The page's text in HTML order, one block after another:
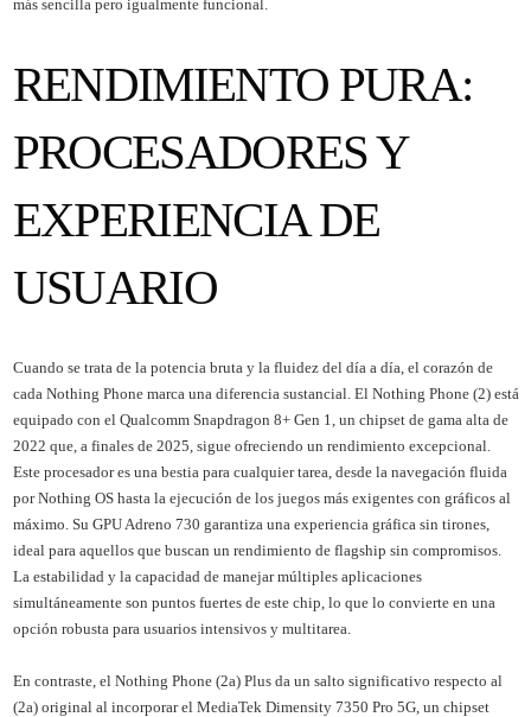
más sencilla pero igualmente funcional.
RENDIMIENTO PURA:
PROCESADORES Y
EXPERIENCIA DE
USUARIO
Cuando se trata de la potencia bruta y la fluidez del día a día, el corazón de
cada Nothing Phone marca una diferencia sustancial. El Nothing Phone (2) está
equipado con el Qualcomm Snapdragon 8+ Gen 1, un chipset de gama alta de
2022 que, a finales de 2025, sigue ofreciendo un rendimiento excepcional.
Este procesador es una bestia para cualquier tarea, desde la navegación fluida
por Nothing OS hasta la ejecución de los juegos más exigentes con gráficos al
máximo. Su GPU Adreno 730 garantiza una experiencia gráfica sin tirones,
ideal para aquellos que buscan un rendimiento de flagship sin compromisos.
La estabilidad y la capacidad de manejar múltiples aplicaciones
simultáneamente son puntos fuertes de este chip, lo que lo convierte en una
opción robusta para usuarios intensivos y multitarea.
En contraste, el Nothing Phone (2a) Plus da un salto significativo respecto al
(2a) original al incorporar el MediaTek Dimensity 7350 Pro 5G, un chipset